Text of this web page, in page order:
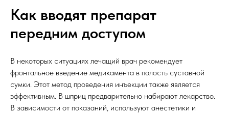
Как вводят препарат
передним доступом
В некоторых ситуациях лечащий врач рекомендует
фронтальное введение медикамента в полость суставной
сумки. Этот метод проведения инъекции также является
эффективным. В шприц предварительно набирают лекарство.
В зависимости от показаний, используют анестетики и